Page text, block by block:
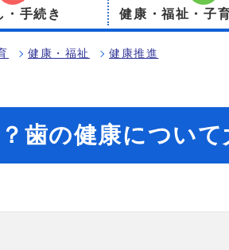
・手続き 健康・福祉・子
健康・福祉 健康推進
歯の健康について